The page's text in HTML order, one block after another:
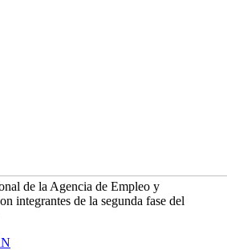
de la Agencia de Empleo y
integrantes de la segunda fase del